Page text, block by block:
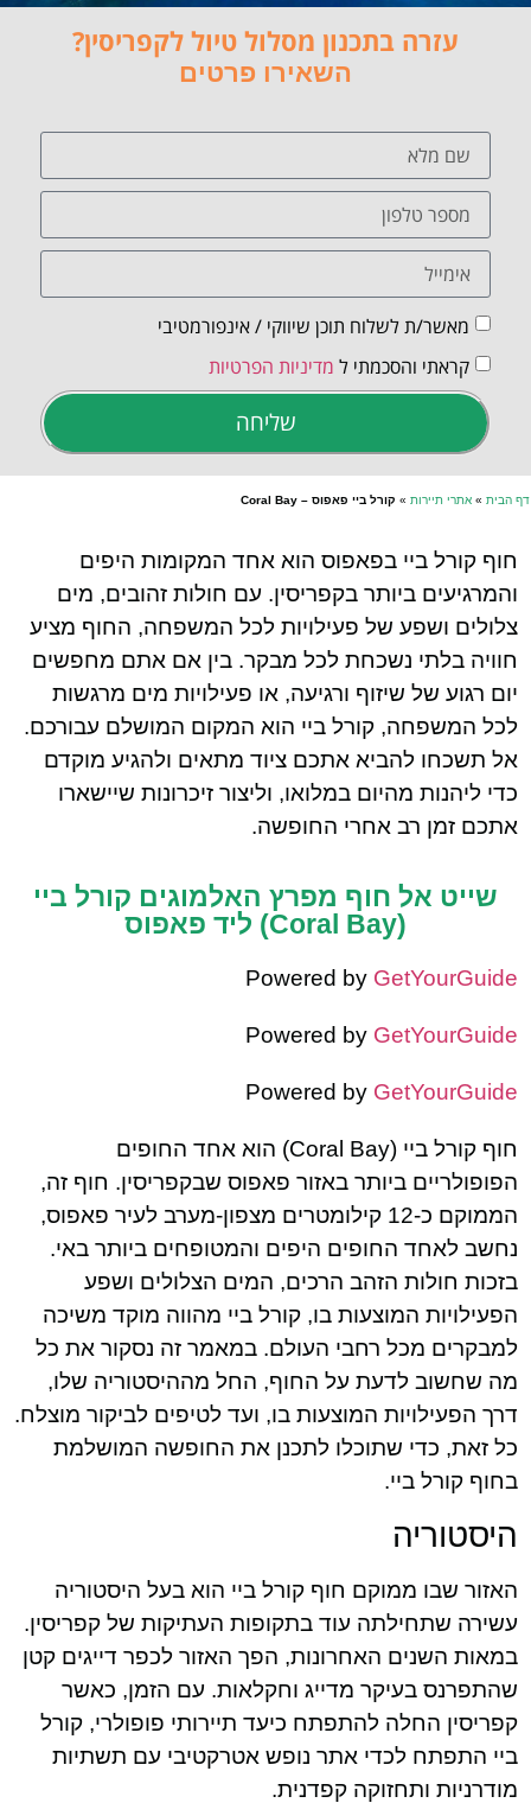
עזרה בתכנון מסלול טיול לקפריסין?
השאירו פרטים
מאשר/ת לשלוח תוכן שיווקי / אינפורמטיבי
קראתי והסכמתי ל מדיניות הפרטיות
שליחה
דף הבית » אתרי תיירות » קורל ביי פאפוס – Coral Bay
חוף קורל ביי בפאפוס הוא אחד המקומות היפים
והמרגיעים ביותר בקפריסין. עם חולות זהובים, מים
צלולים ושפע של פעילויות לכל המשפחה, החוף מציע
חוויה בלתי נשכחת לכל מבקר. בין אם אתם מחפשים
יום רגוע של שיזוף ורגיעה, או פעילויות מים מרגשות
לכל המשפחה, קורל ביי הוא המקום המושלם עבורכם.
אל תשכחו להביא אתכם ציוד מתאים ולהגיע מוקדם
כדי ליהנות מהיום במלואו, וליצור זיכרונות שיישארו
אתכם זמן רב אחרי החופשה.
שייט אל חוף מפרץ האלמוגים קורל ביי
(Coral Bay) ליד פאפוס
Powered by GetYourGuide
Powered by GetYourGuide
Powered by GetYourGuide
חוף קורל ביי (Coral Bay) הוא אחד החופים
הפופולריים ביותר באזור פאפוס שבקפריסין. חוף זה,
הממוקם כ-12 קילומטרים מצפון-מערב לעיר פאפוס,
נחשב לאחד החופים היפים והמטופחים ביותר באי.
בזכות חולות הזהב הרכים, המים הצלולים ושפע
הפעילויות המוצעות בו, קורל ביי מהווה מוקד משיכה
למבקרים מכל רחבי העולם. במאמר זה נסקור את כל
מה שחשוב לדעת על החוף, החל מההיסטוריה שלו,
דרך הפעילויות המוצעות בו, ועד לטיפים לביקור מוצלח.
כל זאת, כדי שתוכלו לתכנן את החופשה המושלמת
בחוף קורל ביי.
היסטוריה
האזור שבו ממוקם חוף קורל ביי הוא בעל היסטוריה
עשירה שתחילתה עוד בתקופות העתיקות של קפריסין.
במאות השנים האחרונות, הפך האזור לכפר דייגים קטן
שהתפרנס בעיקר מדייג וחקלאות. עם הזמן, כאשר
קפריסין החלה להתפתח כיעד תיירותי פופולרי, קורל
ביי התפתח לכדי אתר נופש אטרקטיבי עם תשתיות
מודרניות ותחזוקה קפדנית.